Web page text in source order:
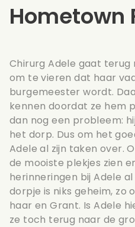
Hometown
Chirurg Adele gaat
om te vieren dat haar
burgemeester wordt.
kennen doordat ze hem
dan nog een probleem:
het dorp. Dus om het
Adele al zijn taken over.
de mooiste plekjes zien
herinneringen bij Adele
dorpje is niks geheim, zo
haar en Grant. Is Adele
ze toch terug naar de